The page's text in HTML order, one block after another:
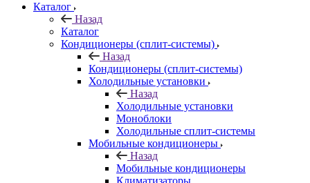
Каталог
Назад
Каталог
Кондиционеры (сплит-системы)
Назад
Кондиционеры (сплит-системы)
Холодильные установки
Назад
Холодильные установки
Моноблоки
Холодильные сплит-системы
Мобильные кондиционеры
Назад
Мобильные кондиционеры
Климатизаторы